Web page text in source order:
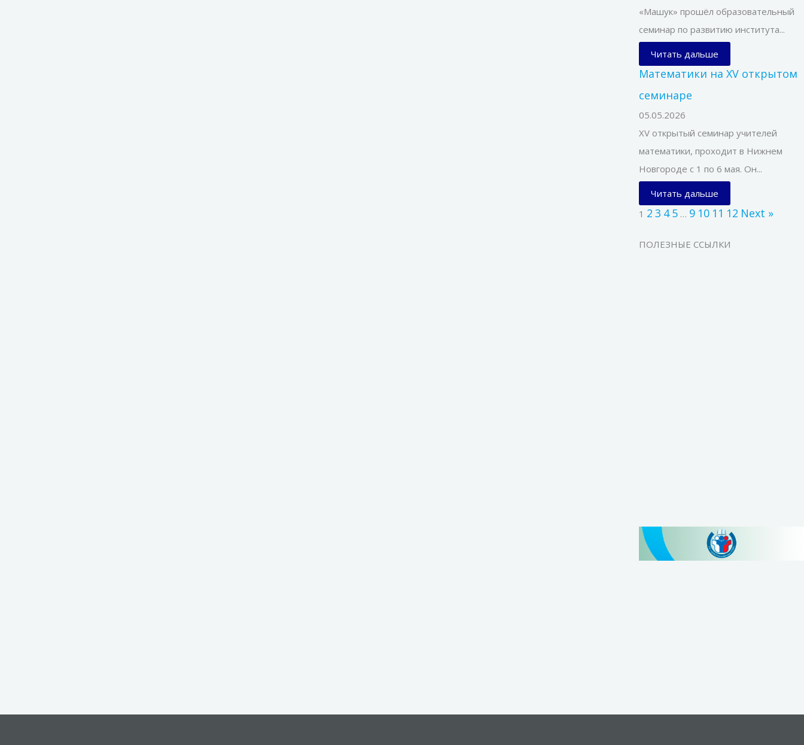
«Машук» прошёл образовательный
семинар по развитию института...
Читать дальше
Математики на XV открытом
семинаре
05.05.2026
XV открытый семинар учителей
математики, проходит в Нижнем
Новгороде с 1 по 6 мая. Он...
Читать дальше
1 2 3 4 5 … 9 10 11 12 Next »
ПОЛЕЗНЫЕ ССЫЛКИ